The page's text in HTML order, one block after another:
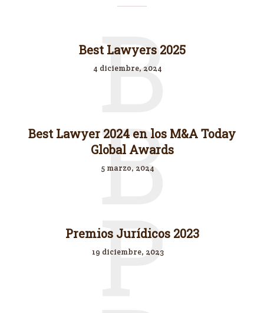
Best Lawyers 2025
4 diciembre, 2024
B
Best Lawyer 2024 en los M&A Today
Global Awards
5 marzo, 2024
B
Premios Jurídicos 2023
19 diciembre, 2023
P